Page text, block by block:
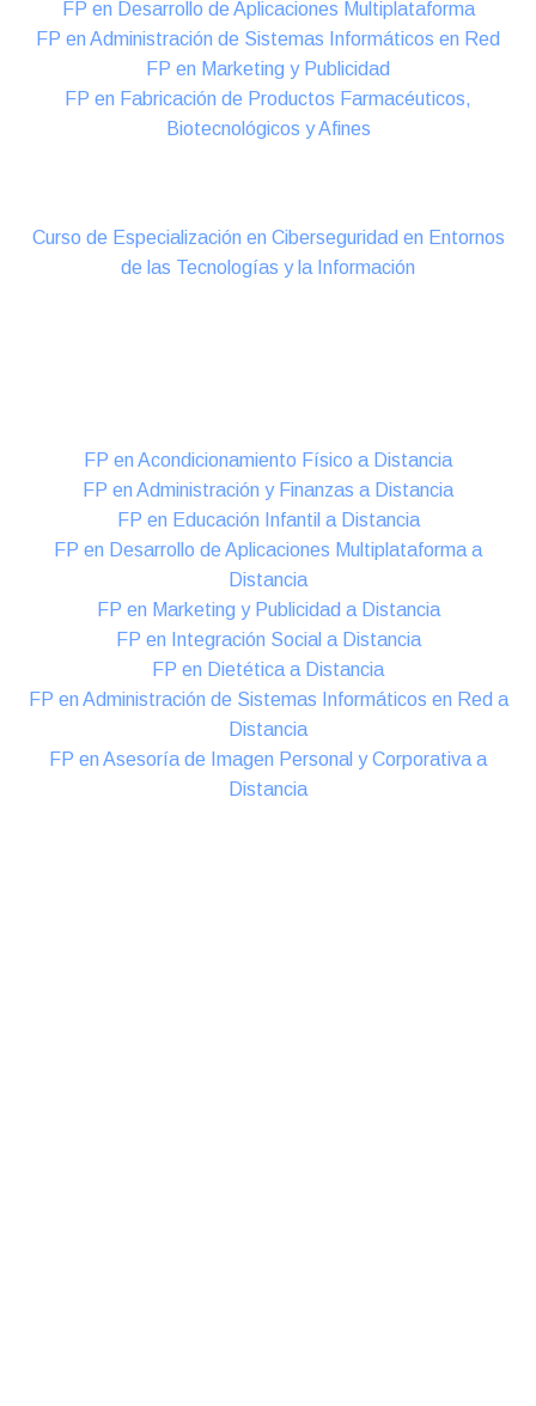
FP en Desarrollo de Aplicaciones Multiplataforma
FP en Administración de Sistemas Informáticos en Red
FP en Marketing y Publicidad
FP en Fabricación de Productos Farmacéuticos,
Biotecnológicos y Afines
Curso de Especialización en Ciberseguridad en Entornos
de las Tecnologías y la Información
FP en Acondicionamiento Físico a Distancia
FP en Administración y Finanzas a Distancia
FP en Educación Infantil a Distancia
FP en Desarrollo de Aplicaciones Multiplataforma a
Distancia
FP en Marketing y Publicidad a Distancia
FP en Integración Social a Distancia
FP en Dietética a Distancia
FP en Administración de Sistemas Informáticos en Red a
Distancia
FP en Asesoría de Imagen Personal y Corporativa a
Distancia